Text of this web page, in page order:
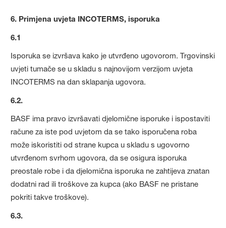
6. Primjena uvjeta INCOTERMS, isporuka
6.1
Isporuka se izvršava kako je utvrđeno ugovorom. Trgovinski
uvjeti tumače se u skladu s najnovijom verzijom uvjeta
INCOTERMS na dan sklapanja ugovora.
6.2.
BASF ima pravo izvršavati djelomične isporuke i ispostaviti
račune za iste pod uvjetom da se tako isporučena roba
može iskoristiti od strane kupca u skladu s ugovorno
utvrđenom svrhom ugovora, da se osigura isporuka
preostale robe i da djelomična isporuka ne zahtijeva znatan
dodatni rad ili troškove za kupca (ako BASF ne pristane
pokriti takve troškove).
6.3.